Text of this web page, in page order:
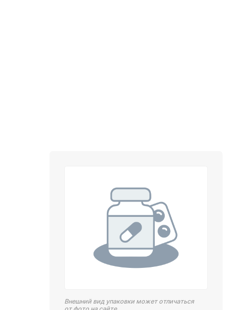
Внешний вид упаковки может отличаться